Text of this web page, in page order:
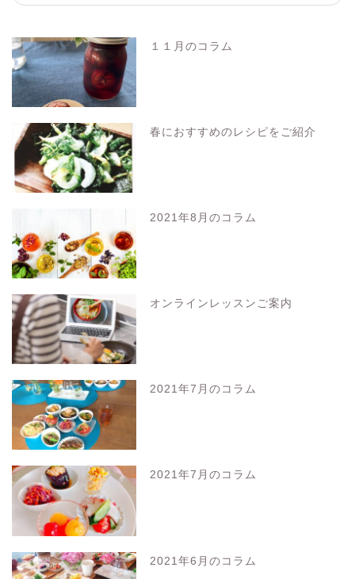
１１月のコラム
春におすすめのレシピをご紹介
2021年8月のコラム
オンラインレッスンご案内
2021年7月のコラム
2021年7月のコラム
2021年6月のコラム